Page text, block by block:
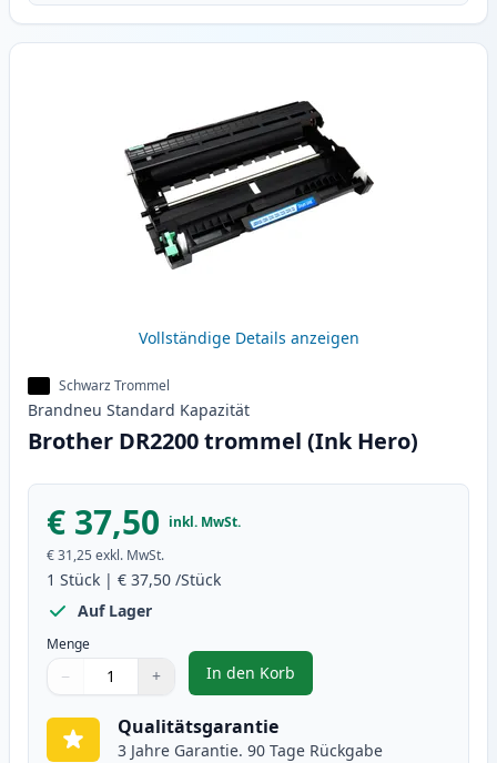
Vollständige Details anzeigen
Schwarz Trommel
Brandneu Standard Kapazität
Brother DR2200 trommel (Ink Hero)
€ 37,50 inkl. MwSt.
€ 31,25 exkl. MwSt.
1 Stück | € 37,50 /Stück
Auf Lager
Menge
Verwenden Sie die Tasten, um anzupassen
− +
1
In den Korb
, Brother DR2200 trommel (Ink
Qualitätsgarantie
3 Jahre Garantie. 90 Tage Rückgabe